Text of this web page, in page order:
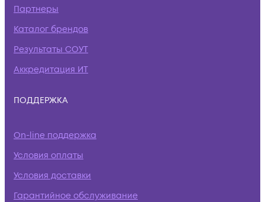
Партнеры
Каталог брендов
Результаты СОУТ
Аккредитация ИТ
ПОДДЕРЖКА
On-line поддержка
Условия оплаты
Условия доставки
Гарантийное обслуживание